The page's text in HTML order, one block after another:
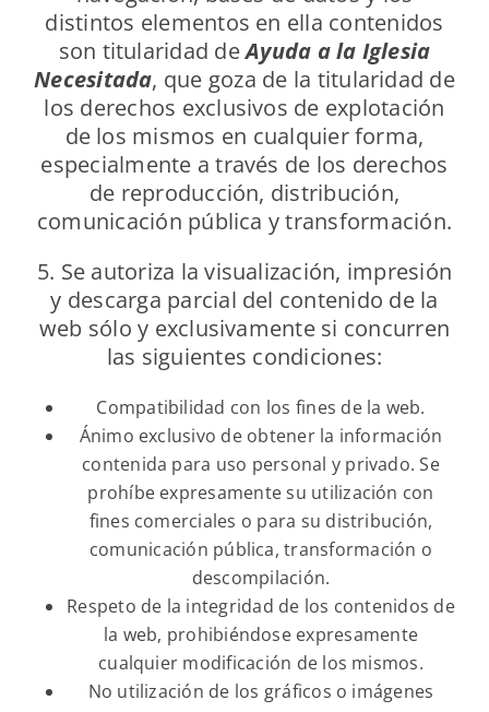
distintos elementos en ella contenidos
son titularidad deAyuda a la Iglesia
Necesitada, que goza de la titularidad de
los derechos exclusivos de explotación
de los mismos en cualquier forma,
especialmente a través de los derechos
de reproducción, distribución,
comunicación pública y transformación.
5. Se autoriza la visualización, impresión
y descarga parcial del contenido de la
web sólo y exclusivamente si concurren
las siguientes condiciones:
Compatibilidad con los fines de la web.
Ánimo exclusivo de obtener la información
contenida para uso personal y privado. Se
prohíbe expresamente su utilización con
fines comerciales o para su distribución,
comunicación pública, transformación o
descompilación.
Respeto de la integridad de los contenidos de
la web, prohibiéndose expresamente
cualquier modificación de los mismos.
No utilización de los gráficos o imágenes